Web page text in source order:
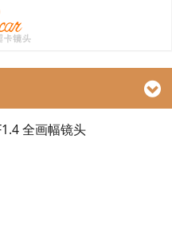
画幅镜头
全画幅镜头